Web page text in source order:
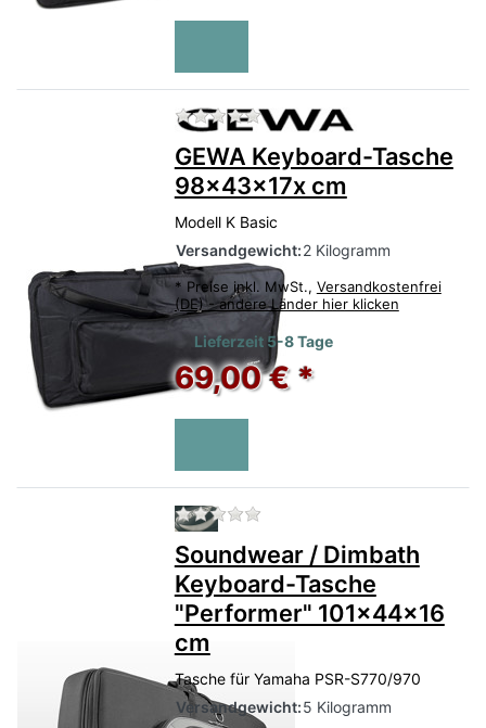
Zu diesem Produkt liegen
GEWA Keyboard-Tasche
98x43x17x cm
Modell K Basic
Versandgewicht:2 Kilogramm
* Preise inkl. MwSt., Versandkostenfrei
(DE) - andere Länder hier klicken
Lieferzeit 5-8 Tage
69,00 € *
Zu diesem Produkt liegen
Soundwear / Dimbath
Keyboard-Tasche
"Performer" 101x44x16
cm
Tasche für Yamaha PSR-S770/970
Versandgewicht:5 Kilogramm